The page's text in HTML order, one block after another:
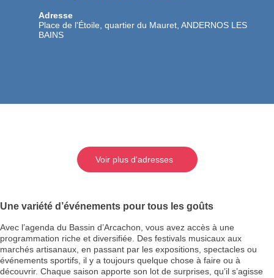
Adresse
Place de l'Étoile, quartier du Mauret, ANDERNOS LES
BAINS
Voir plus d'adresses
Une variété d’événements pour tous les goûts
Avec l’agenda du Bassin d’Arcachon, vous avez accès à une
programmation riche et diversifiée. Des festivals musicaux aux
marchés artisanaux, en passant par les expositions, spectacles ou
événements sportifs, il y a toujours quelque chose à faire ou à
découvrir. Chaque saison apporte son lot de surprises, qu’il s’agisse